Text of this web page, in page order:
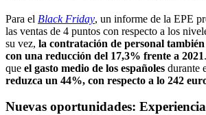
Para el Black Friday, un informe de la EPE
las ventas de 4 puntos con respecto a los
su vez, la contratación de personal también
con una reducción del 17,3% frente a 2021
que el gasto medio de los españoles durante
reduzca un 44%, con respecto a lo 242
Nuevas oportunidades: